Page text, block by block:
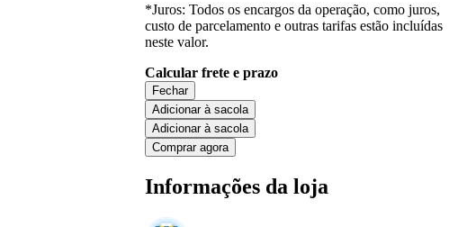
*Juros: Todos os encargos da operação, como juros,
custo de parcelamento e outras tarifas estão incluídas
neste valor.
Calcular frete e prazo
Fechar
Adicionar à sacola
Adicionar à sacola
Comprar agora
Informações da loja